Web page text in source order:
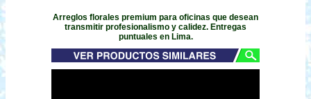
Arreglos florales premium para oficinas que desean
transmitir profesionalismo y calidez. Entregas
puntuales en Lima.